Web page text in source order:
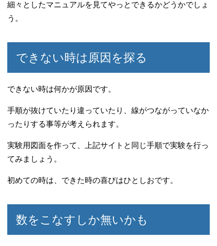
細々としたマニュアルを見てやっとできるかどうかでしょ
う。
できない時は原因を探る
できない時は何かが原因です。
手順が抜けていたり違っていたり、線がつながっていなか
ったりする事等が考えられます。
実験用図面を作って、上記サイトと同じ手順で実験を行っ
てみましょう。
初めての時は、できた時の喜びはひとしおです。
数をこなすしか無いかも